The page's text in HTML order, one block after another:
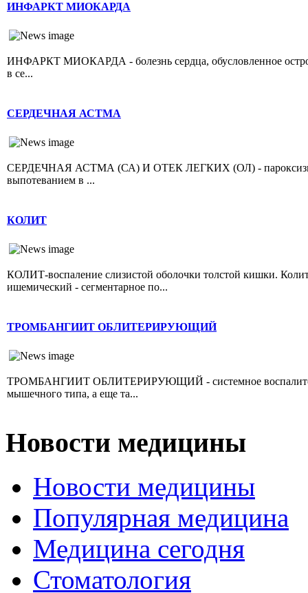
ИНФАРКТ МИОКАРДА
ИНФАРКТ МИОКАРДА - болезнь сердца, обусловленное острой
в се...
СЕРДЕЧНАЯ АСТМА
СЕРДЕЧНАЯ АСТМА (СА) И ОТЕК ЛЕГКИХ (ОЛ) -
выпотеванием в ...
КОЛИТ
КОЛИТ-воспаление слизистой оболочки толстой кишки.
ишемический - сегментарное по...
ТРОМБАНГИИТ ОБЛИТЕРИРУЮЩИЙ
ТРОМБАНГИИТ ОБЛИТЕРИРУЮЩИЙ - системное
мышечного типа, а еще та...
Новости медицины
Новости медицины
Популярная медицина
Медицина сегодня
Стоматология